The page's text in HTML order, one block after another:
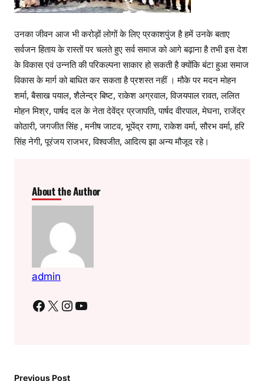
उनका जीवन आज भी करोड़ों लोगों के लिए प्रकाशपुंज है हमें उनके बताए
सर्वजन हिताय के रास्तों पर चलते हुए सर्व समाज को आगे बढ़ाना है तभी इस देश
के विकास एवं उन्नति की परिकल्पना साकार हो सकती है क्योंकि बंटा हुआ समाज
विकास के मार्ग को बाधित कर सकता है प्रशस्त नहीं । मौके पर मदन मोहन
शर्मा, बैसाख पयाल, शैलेन्द्र बिष्ट, राकेश अग्रवाल, विजयपाल रावत, ललित
मोहन मिश्र, पार्षद दल के नेता देवेंद्र प्रजापति, पार्षद वीरपाल, मेघना, राजेंद्र
कोठारी, जगजीत सिंह , मनीष जाटव, भूपेंद्र राणा, राकेश वर्मा, सौरभ वर्मा, हरि
सिंह नेगी, पूरंजय राजभर, विश्वजीत, आदित्य झा अन्य मौजूद रहे।
About the Author
admin
Facebook X Instagram YouTube
Previous Post